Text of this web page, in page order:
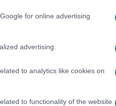
for online advertising
advertising.
to analytics like cookies on
to functionality of the website
2026, 6:55 ΜΜ
Προσφύγων της
Μακεδονίας, Αναστασία
Σερβίων: “Η
και ο μύθος